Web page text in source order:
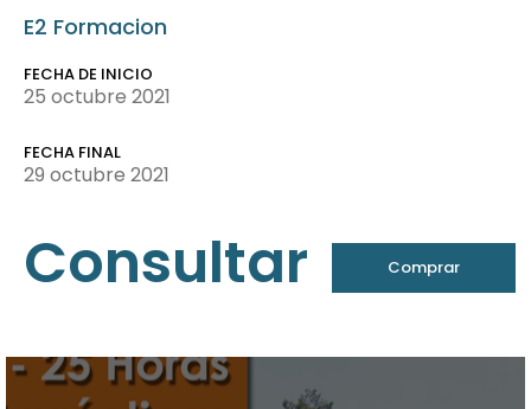
E2 Formacion
FECHA DE INICIO
25 octubre 2021
FECHA FINAL
29 octubre 2021
Consultar Comprar